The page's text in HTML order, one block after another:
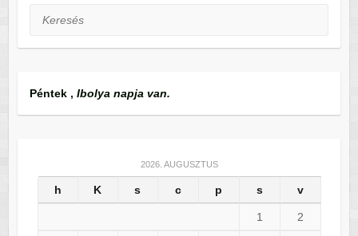
Keresés
Péntek , Ibolya napja van.
2026. AUGUSZTUS
h K s c p s v
1 2